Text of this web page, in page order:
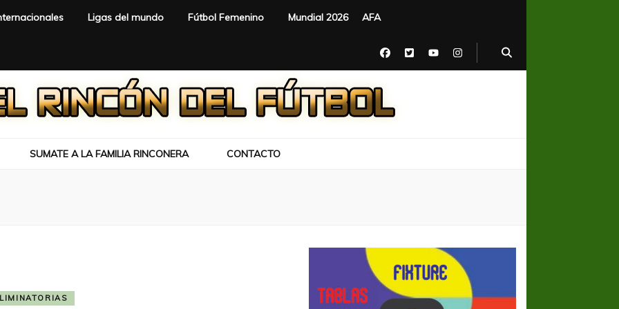
Ligas del mundo Fútbol Femenino Mundial 2026 AFA
SUMATE A LA FAMILIA RINCONERA CONTACTO